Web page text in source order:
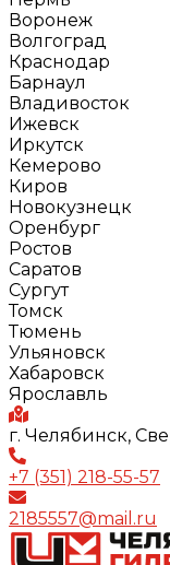
Воронеж
Волгоград
Краснодар
Барнаул
Владивосток
Ижевск
Иркутск
Кемерово
Киров
Новокузнецк
Оренбург
Ростов
Саратов
Сургут
Томск
Тюмень
Ульяновск
Хабаровск
Ярославль
г. Челябинск,
+7 (351) 218-55-57
2185557@mail.ru